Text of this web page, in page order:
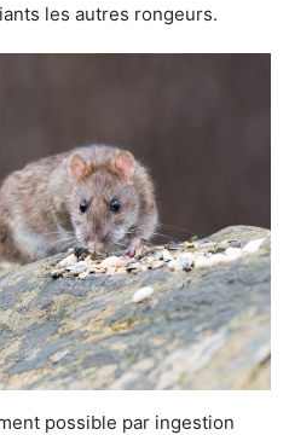
les autres rongeurs.
possible par ingestion